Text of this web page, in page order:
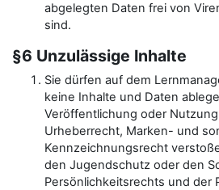
abgelegten Daten frei von
sind.
§6 Unzulässige Inhalte
Sie dürfen auf dem
keine Inhalte und Daten
Veröffentlichung oder
Urheberrecht, Marken- und
Kennzeichnungsrecht
den Jugendschutz oder den
Persönlichkeitsrechts und der